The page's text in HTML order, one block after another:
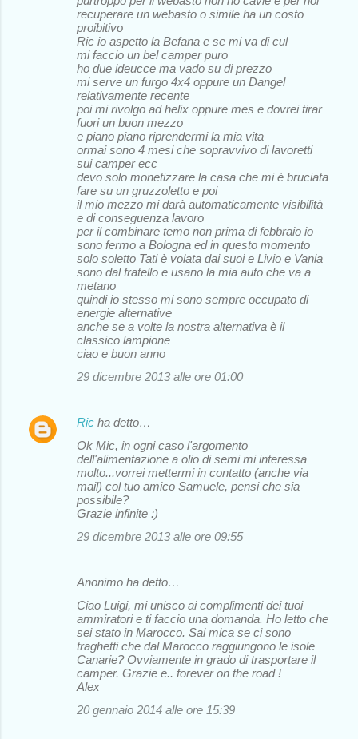
recuperare un webasto o simile ha un costo
proibitivo
Ric io aspetto la Befana e se mi va di cul
mi faccio un bel camper puro
ho due ideucce ma vado su di prezzo
mi serve un furgo 4x4 oppure un Dangel
relativamente recente
poi mi rivolgo ad helix oppure mes e dovrei tirar
fuori un buon mezzo
e piano piano riprendermi la mia vita
ormai sono 4 mesi che sopravvivo di lavoretti
sui camper ecc
devo solo monetizzare la casa che mi è bruciata
fare su un gruzzoletto e poi
il mio mezzo mi darà automaticamente visibilità
e di conseguenza lavoro
per il combinare temo non prima di febbraio io
sono fermo a Bologna ed in questo momento
solo soletto Tati è volata dai suoi e Livio e Vania
sono dal fratello e usano la mia auto che va a
metano
quindi io stesso mi sono sempre occupato di
energie alternative
anche se a volte la nostra alternativa è il
classico lampione
ciao e buon anno
29 dicembre 2013 alle ore 01:00
Ric ha detto…
Ok Mic, in ogni caso l'argomento
dell'alimentazione a olio di semi mi interessa
molto...vorrei mettermi in contatto (anche via
mail) col tuo amico Samuele, pensi che sia
possibile?
Grazie infinite :)
29 dicembre 2013 alle ore 09:55
Anonimo ha detto…
Ciao Luigi, mi unisco ai complimenti dei tuoi
ammiratori e ti faccio una domanda. Ho letto che
sei stato in Marocco. Sai mica se ci sono
traghetti che dal Marocco raggiungono le isole
Canarie? Ovviamente in grado di trasportare il
camper. Grazie e.. forever on the road !
Alex
20 gennaio 2014 alle ore 15:39